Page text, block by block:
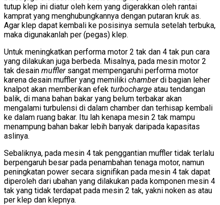
tutup klep ini diatur oleh kem yang digerakkan oleh rantai
kamprat yang menghubungkannya dengan putaran kruk as.
Agar klep dapat kembali ke posisinya semula setelah terbuka,
maka digunakanlah per (pegas) klep.
Untuk meningkatkan performa motor 2 tak dan 4 tak pun cara
yang dilakukan juga berbeda. Misalnya, pada mesin motor 2
tak desain mufflersangat mempengaruhi performa motor
karena desain muffler yang memiliki chamberdi bagian leher
knalpot akan memberikan efek turbocharge atau tendangan
balik, di mana bahan bakar yang belum terbakar akan
mengalami turbulensi di dalam chamber dan terhisap kembali
ke dalam ruang bakar. Itu lah kenapa mesin 2 tak mampu
menampung bahan bakar lebih banyak daripada kapasitas
aslinya.
Sebaliknya, pada mesin 4 tak penggantian muffler tidak terlalu
berpengaruh besar pada penambahan tenaga motor, namun
peningkatan power secara signifikan pada mesin 4 tak dapat
diperoleh dari ubahan yang dilakukan pada komponen mesin 4
tak yang tidak terdapat pada mesin 2 tak, yakni noken as atau
per klep dan klepnya.